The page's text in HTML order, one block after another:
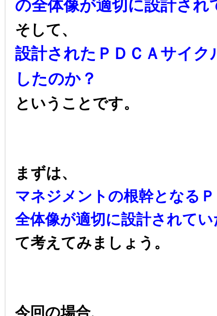
の全体像が適切に設計され
そして、
設計されたＰＤＣＡサイク
したのか？
ということです。
まずは、
マネジメントの根幹となる
全体像が適切に設計されて
て考えてみましょう。
今回の場合、